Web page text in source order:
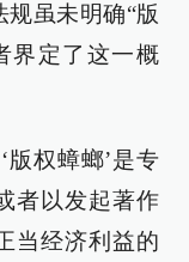
虽未明确“版
界定了这一概
版权蟑螂’是专
者以发起著作
当经济利益的